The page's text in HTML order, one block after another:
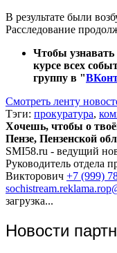
В результате были
Расследование
Чтобы
курсе всех
группу в "
Смотреть ленту
Тэги: прокуратура,
Хочешь, чтобы о
Пензе, Пензенской
SMI58.ru - ведущий
Руководитель отдела
Викторович +7 (999)
загрузка...
Новости